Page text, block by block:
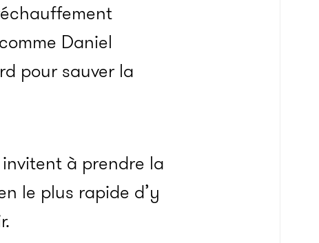
Daniel
pour sauver la
à prendre la
le plus rapide d’y